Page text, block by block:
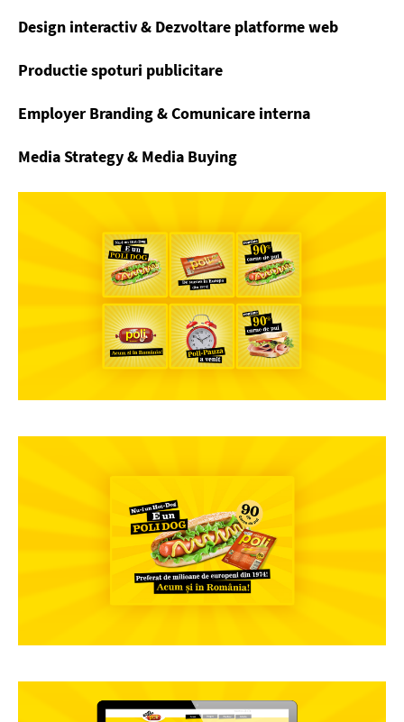
Design interactiv & Dezvoltare platforme web
Productie spoturi publicitare
Employer Branding & Comunicare interna
Media Strategy & Media Buying